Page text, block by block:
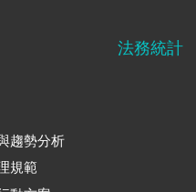
趨勢分析
規範
法務統計